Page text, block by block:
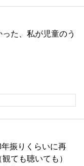
た、私が児童のう
振りくらいに再
ても聴いても）